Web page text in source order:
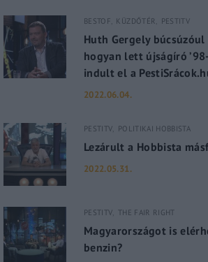
BESTOF KÜZDŐTÉR PESTITV
Huth Gergely
hogyan lett újságíró
indult el a
2022.06.04.
PESTITV POLITIKAI HOBBISTA
Lezárult a Hobbista
2022.05.31.
PESTITV THE FAIR RIGHT
Magyarországot is
benzin?